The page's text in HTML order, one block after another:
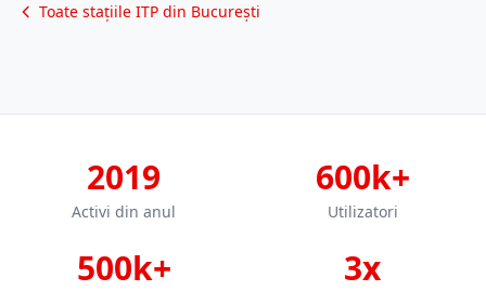
Toate stațiile ITP din București
2019
Activi din anul
600k+
Utilizatori
500k+ 3x